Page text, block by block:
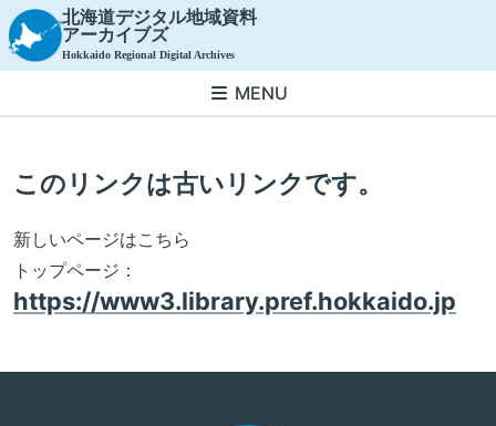
北海道デジタル地域資料
アーカイブズ
Hokkaido Regional Digital Archives
MENU
このリンクは古いリンクです。
新しいページはこちら
トップページ：
https://www3.library.pref.hokkaido.jp